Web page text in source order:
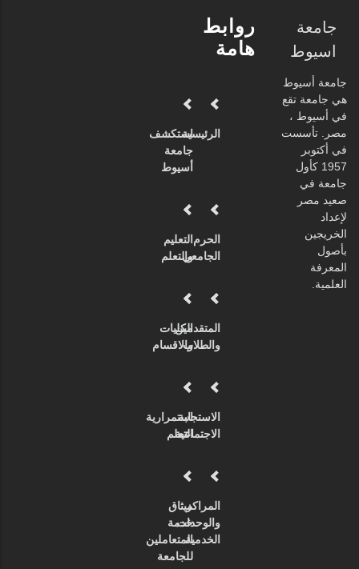
جامعة
اسيوط
جامعة أسيوط
هي جامعة تقع
في أسيوط ،
مصر. تأسست
في أكتوبر
1957 كأول
جامعة في
صعيد مصر
لإعداد
الخريجين
بأصول
المعرفة
العلمية.
روابط
هامة
الرئيسيةاستكشف
جامعة
أسيوط
الحرم
الجامعي
التعليم
والتعلم
المتقدمين
والطلاب
الكليات
والاقسام
الاستجابة
الاجتماعية
استمرارية
التعلم
المراكز
والوحدات
الخدمية
ميثاق
خدمة
المتعاملين
للجامعة